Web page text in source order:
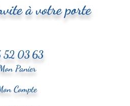
à votre porte
52 03 63
Panier
Compte